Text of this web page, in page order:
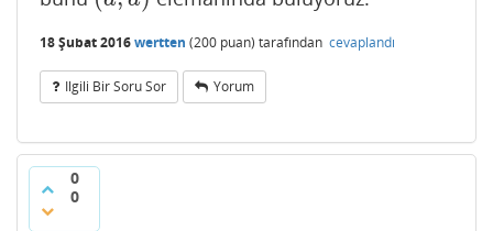
18 Şubat 2016wertten (200 puan) tarafından cevaplandı
Ilgili Bir Soru Sor Yorum
0
0